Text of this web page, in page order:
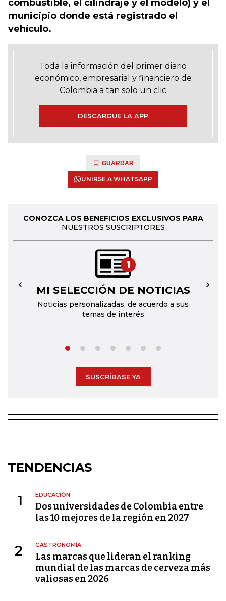
combustible, el cilindraje y el modelo) y el
municipio donde está registrado el
vehículo.
Toda la información del primer diario
económico, empresarial y financiero de
Colombia a tan solo un clic
DESCARGUE LA APP
GUARDAR
UNIRSE A WHATSAPP
CONOZCA LOS BENEFICIOS EXCLUSIVOS PARA
NUESTROS SUSCRIPTORES
1
MI SELECCIÓN DE NOTICIAS
Noticias personalizadas, de acuerdo a sus
temas de interés
← →
SUSCRÍBASE YA
TENDENCIAS
1 EDUCACIÓN
Dos universidades de Colombia entre
las 10 mejores de la región en 2027
2 GASTRONOMÍA
Las marcas que lideran el ranking
mundial de las marcas de cerveza más
valiosas en 2026